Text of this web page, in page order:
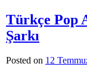
Kabrime
Gel
Arabesk
Türkçe Pop
Şarkı
Posted on 12